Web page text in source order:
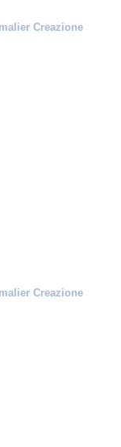
Creazione
Creazione